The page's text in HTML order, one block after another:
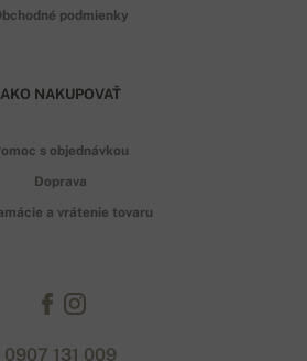
podmienky
AKO NAKUPOVAŤ
s objednávkou
Doprava
a vrátenie tovaru
0907 131 009